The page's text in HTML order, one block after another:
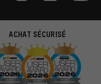
ACHAT SÉCURISÉ